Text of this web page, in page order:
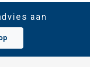
aan